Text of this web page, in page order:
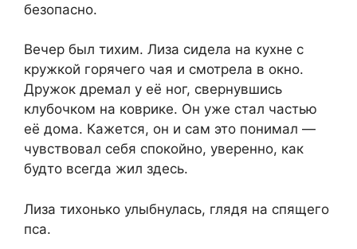
безопасно.
Вечер был тихим. Лиза сидела на кухне с
кружкой горячего чая и смотрела в окно.
Дружок дремал у её ног, свернувшись
клубочком на коврике. Он уже стал частью
её дома. Кажется,⁨ он и сам это понимал —
чувствовал себя спокойно, уверенно, как
будто всегда жил здесь.
Лиза тихонько улыбнулась,⁨ глядя на спящего
пса.